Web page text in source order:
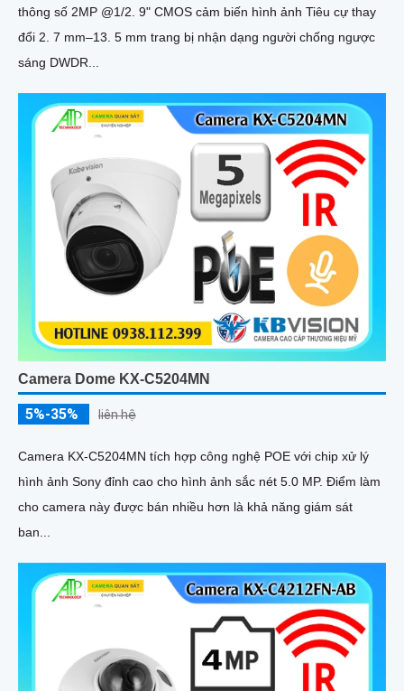
thông số 2MP @1/2. 9" CMOS cảm biến hình ảnh Tiêu cự thay
đổi 2. 7 mm–13. 5 mm trang bị nhận dạng người chống ngược
sáng DWDR...
Camera Dome KX-C5204MN
5%-35% liên hệ
Camera KX-C5204MN tích hợp công nghệ POE với chip xử lý
hình ảnh Sony đỉnh cao cho hình ảnh sắc nét 5.0 MP. Điểm làm
cho camera này được bán nhiều hơn là khả năng giám sát
ban...